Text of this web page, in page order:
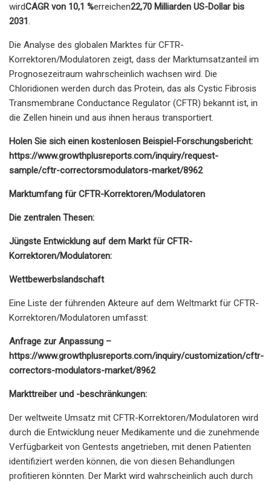
wirdCAGR von 10,1 %erreichen22,70 Milliarden US-Dollar bis
2031.
Die Analyse des globalen Marktes für CFTR-
Korrektoren/Modulatoren zeigt, dass der Marktumsatzanteil im
Prognosezeitraum wahrscheinlich wachsen wird. Die
Chloridionen werden durch das Protein, das als Cystic Fibrosis
Transmembrane Conductance Regulator (CFTR) bekannt ist, in
die Zellen hinein und aus ihnen heraus transportiert.
Holen Sie sich einen kostenlosen Beispiel-Forschungsbericht:
https://www.growthplusreports.com/inquiry/request-
sample/cftr-correctorsmodulators-market/8962
Marktumfang für CFTR-Korrektoren/Modulatoren
Die zentralen Thesen:
Jüngste Entwicklung auf dem Markt für CFTR-
Korrektoren/Modulatoren:
Wettbewerbslandschaft
Eine Liste der führenden Akteure auf dem Weltmarkt für CFTR-
Korrektoren/Modulatoren umfasst:
Anfrage zur Anpassung –
https://www.growthplusreports.com/inquiry/customization/cftr-
correctors-modulators-market/8962
Markttreiber und -beschränkungen:
Der weltweite Umsatz mit CFTR-Korrektoren/Modulatoren wird
durch die Entwicklung neuer Medikamente und die zunehmende
Verfügbarkeit von Gentests angetrieben, mit denen Patienten
identifiziert werden können, die von diesen Behandlungen
profitieren könnten. Der Markt wird wahrscheinlich auch durch